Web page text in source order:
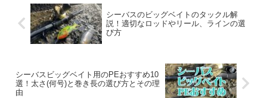
シーバスのビッグベイトのタックル解
説！適切なロッドやリール、ラインの選
び方
シーバスビッグベイト用のPEおすすめ10
選！太さ(何号)と巻き長の選び方とその理
由